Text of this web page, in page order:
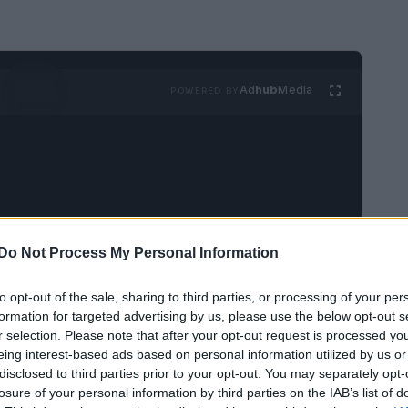
Do Not Process My Personal Information
opt-out of the sale, sharing to third parties, or processing of your
for targeted advertising by us, please use the below opt-out
selection. Please note that after your opt-out request is processed
interest-based ads based on personal information utilized by us
to third parties prior to your opt-out. You may separately
of your personal information by third parties on the IAB’s list of
AdhubMedia
molto apprezzati per il loro gusto dolce.
non dovrebbero essere consumati in
possono offrire diversi benefici per
per la pelle: parliamo ora dei più